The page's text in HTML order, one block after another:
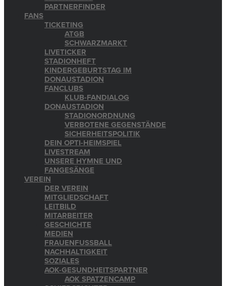
PARTNERFINDER
FANS
TICKETING
ATGB
SCHWARZMARKT
LIVETICKER
STADIONHEFT
KINDERGEBURTSTAG IM
DONAUSTADION
FANCLUBS
KLUB-FANDIALOG
DONAUSTADION
STADIONORDNUNG
VERBOTENE GEGENSTÄNDE
SICHERHEITSPOLITIK
DEIN OPTI-HEIMSPIEL
LIVESTREAM
UNSERE HYMNE UND
FANGESÄNGE
VEREIN
DER VEREIN
MITGLIEDSCHAFT
LEITBILD
MITARBEITER
GESCHICHTE
MEDIEN
FRAUENFUSSBALL
NACHHALTIGKEIT
SOZIALES
AOK-GESUNDHEITSPARTNER
AOK SPATZENCAMP